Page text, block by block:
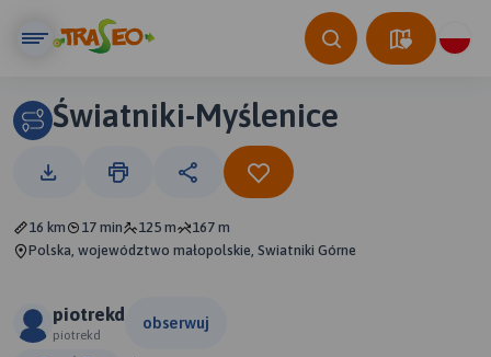
Światniki-Myślenice
16 km 17 min 125 m
167 m
Polska, województwo małopolskie, Swiatniki Górne
piotrekd
piotrekd
obserwuj